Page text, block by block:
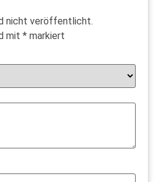
nicht veröffentlicht.
mit * markiert